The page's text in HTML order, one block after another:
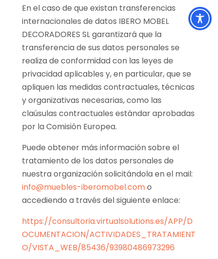
En el caso de que existan transferencias
internacionales de datos IBERO MOBEL
DECORADORES SL garantizará que la
transferencia de sus datos personales se
realiza de conformidad con las leyes de
privacidad aplicables y, en particular, que se
apliquen las medidas contractuales, técnicas
y organizativas necesarias, como las
claúsulas contractuales estándar aprobadas
por la Comisión Europea.
Puede obtener más información sobre el
tratamiento de los datos personales de
nuestra organización solicitándola en el mail:
info@muebles-iberomobel.como
accediendo a través del siguiente enlace:
https://consultoria.virtualsolutions.es/APP/D
OCUMENTACION/ACTIVIDADES_TRATAMIENT
O/VISTA_WEB/85436/93980486973296